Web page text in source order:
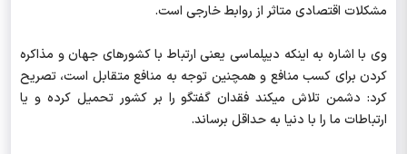
مشکلات اقتصادی متاثر از روابط خارجی است.
وی با اشاره به اینکه دیپلماسی یعنی ارتباط با کشورهای جهان و مذاکره
کردن برای کسب منافع و همچنین توجه به منافع متقابل است، تصریح
کرد: دشمن تلاش می‎کند فقدان گفتگو را بر کشور تحمیل کرده و یا
ارتباطات ما را با دنیا به حداقل برساند.